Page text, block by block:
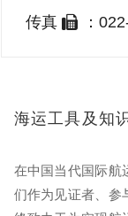
传真 ：
海运工具及知
在中国当代国际航
们作为见证者、参